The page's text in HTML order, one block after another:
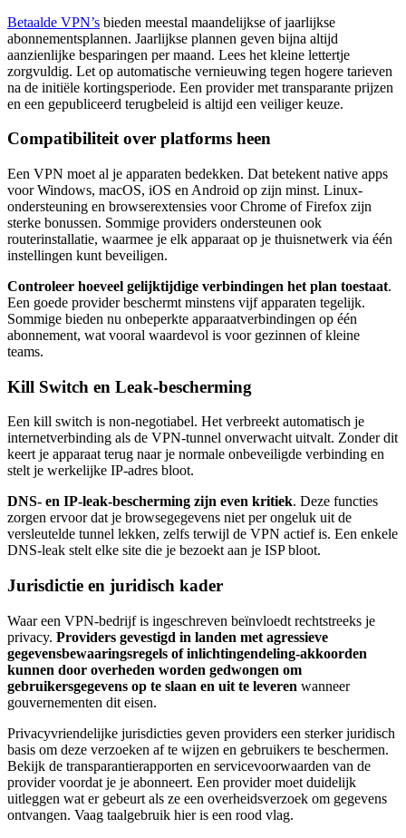
Betaalde VPN’s bieden meestal maandelijkse of jaarlijkse
abonnementsplannen. Jaarlijkse plannen geven bijna altijd
aanzienlijke besparingen per maand. Lees het kleine lettertje
zorgvuldig. Let op automatische vernieuwing tegen hogere tarieven
na de initiële kortingsperiode. Een provider met transparante prijzen
en een gepubliceerd terugbeleid is altijd een veiliger keuze.
Compatibiliteit over platforms heen
Een VPN moet al je apparaten bedekken. Dat betekent native apps
voor Windows, macOS, iOS en Android op zijn minst. Linux-
ondersteuning en browserextensies voor Chrome of Firefox zijn
sterke bonussen. Sommige providers ondersteunen ook
routerinstallatie, waarmee je elk apparaat op je thuisnetwerk via één
instellingen kunt beveiligen.
Controleer hoeveel gelijktijdige verbindingen het plan toestaat.
Een goede provider beschermt minstens vijf apparaten tegelijk.
Sommige bieden nu onbeperkte apparaatverbindingen op één
abonnement, wat vooral waardevol is voor gezinnen of kleine
teams.
Kill Switch en Leak-bescherming
Een kill switch is non-negotiabel. Het verbreekt automatisch je
internetverbinding als de VPN-tunnel onverwacht uitvalt. Zonder dit
keert je apparaat terug naar je normale onbeveiligde verbinding en
stelt je werkelijke IP-adres bloot.
DNS- en IP-leak-bescherming zijn even kritiek. Deze functies
zorgen ervoor dat je browsegegevens niet per ongeluk uit de
versleutelde tunnel lekken, zelfs terwijl de VPN actief is. Een enkele
DNS-leak stelt elke site die je bezoekt aan je ISP bloot.
Jurisdictie en juridisch kader
Waar een VPN-bedrijf is ingeschreven beïnvloedt rechtstreeks je
privacy. Providers gevestigd in landen met agressieve
gegevensbewaaringsregels of inlichtingendeling-akkoorden
kunnen door overheden worden gedwongen om
gebruikersgegevens op te slaan en uit te leveren wanneer
gouvernementen dit eisen.
Privacyvriendelijke jurisdicties geven providers een sterker juridisch
basis om deze verzoeken af te wijzen en gebruikers te beschermen.
Bekijk de transparantierapporten en servicevoorwaarden van de
provider voordat je je abonneert. Een provider moet duidelijk
uitleggen wat er gebeurt als ze een overheidsverzoek om gegevens
ontvangen. Vaag taalgebruik hier is een rood vlag.